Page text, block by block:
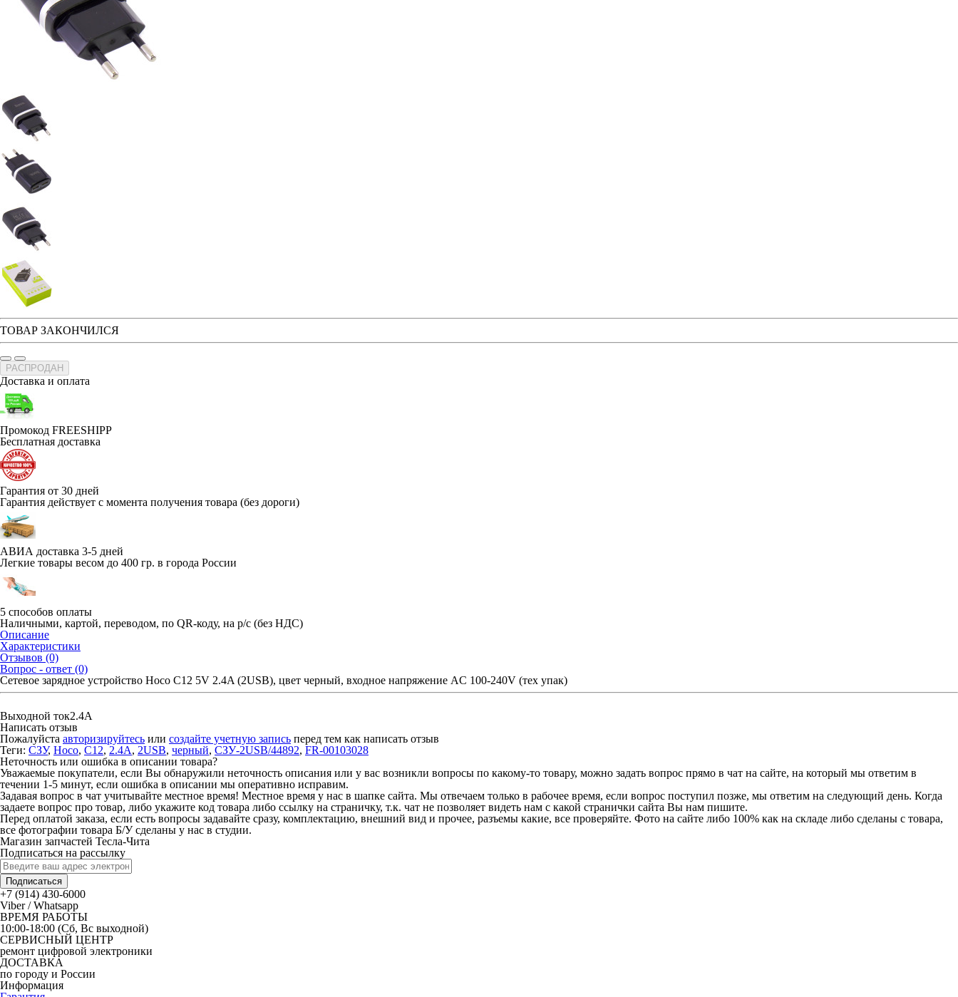
ТОВАР ЗАКОНЧИЛСЯ
РАСПРОДАН
Доставка и оплата
Промокод FREESHIPP
Бесплатная доставка
Гарантия от 30 дней
Гарантия действует с момента получения товара (без дороги)
АВИА доставка 3-5 дней
Легкие товары весом до 400 гр. в города России
5 способов оплаты
Наличными, картой, переводом, по QR-коду, на р/с (без НДС)
Описание
Характеристики
Отзывов (0)
Вопрос - ответ (0)
Сетевое зарядное устройство Hoco C12 5V 2.4A (2USB), цвет черный, входное напряжение AC 100-240V (тех упак)
Выходной ток2.4A
Написать отзыв
Пожалуйста авторизируйтесь или создайте учетную запись перед тем как написать отзыв
Теги: СЗУ, Hoco, C12, 2.4A, 2USB, черный, СЗУ-2USB/44892, FR-00103028
Неточность или ошибка в описании товара?
Уважаемые покупатели, если Вы обнаружили неточность описания или у вас возникли вопросы по какому-то товару, можно задать вопрос прямо в чат на сайте, на который мы ответим в
течении 1-5 минут, если ошибка в описании мы оперативно исправим.
Задавая вопрос в чат учитывайте местное время! Местное время у нас в шапке сайта. Мы отвечаем только в рабочее время, если вопрос поступил позже, мы ответим на следующий день. Когда
задаете вопрос про товар, либо укажите код товара либо ссылку на страничку, т.к. чат не позволяет видеть нам с какой странички сайта Вы нам пишите.
Перед оплатой заказа, если есть вопросы задавайте сразу, комплектацию, внешний вид и прочее, разъемы какие, все проверяйте. Фото на сайте либо 100% как на складе либо сделаны с товара,
все фотографии товара Б/У сделаны у нас в студии.
Магазин запчастей Тесла-Чита
Подписаться на рассылку
Подписаться
+7 (914) 430-6000
Viber / Whatsapp
ВРЕМЯ РАБОТЫ
10:00-18:00 (Сб, Вс выходной)
СЕРВИСНЫЙ ЦЕНТР
ремонт цифровой электроники
ДОСТАВКА
по городу и России
Информация